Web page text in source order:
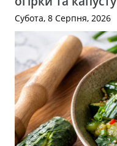
Субота, 8 Серпня, 2026